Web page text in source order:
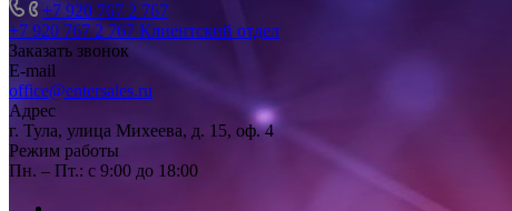
+7 920 767 2 767
+7 920 767 2 767 Клиентский отдел
Заказать звонок
E-mail
office@entersales.ru
Адрес
г. Тула, улица Михеева, д. 15, оф. 4
Режим работы
Пн. – Пт.: с 9:00 до 18:00